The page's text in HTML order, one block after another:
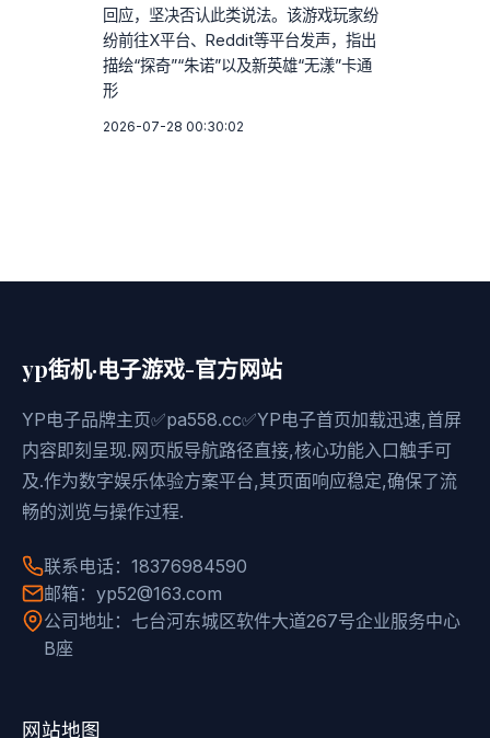
回应，坚决否认此类说法。该游戏玩家纷
纷前往X平台、Reddit等平台发声，指出
描绘“探奇”“朱诺”以及新英雄“无漾”卡通
形
2026-07-28 00:30:02
yp街机·电子游戏-官方网站
YP电子品牌主页✅pa558.cc✅YP电子首页加载迅速,首屏
内容即刻呈现.网页版导航路径直接,核心功能入口触手可
及.作为数字娱乐体验方案平台,其页面响应稳定,确保了流
畅的浏览与操作过程.
联系电话：18376984590
邮箱：yp52@163.com
公司地址：七台河东城区软件大道267号企业服务中心
B座
网站地图